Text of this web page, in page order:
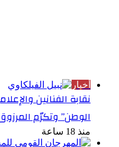
أخبار
نقابة الفنانين
الوطن” وتكرّم
منذ 18 ساعة